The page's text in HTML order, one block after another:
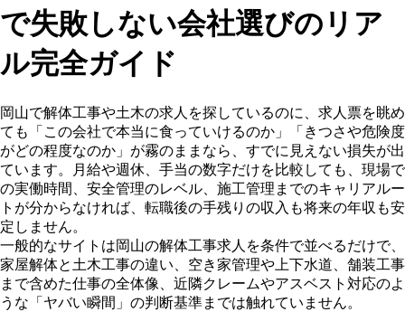
で失敗しない会社選びのリア
ル完全ガイド
岡山で解体工事や土木の求人を探しているのに、求人票を眺め
ても「この会社で本当に食っていけるのか」「きつさや危険度
がどの程度なのか」が霧のままなら、すでに見えない損失が出
ています。月給や週休、手当の数字だけを比較しても、現場で
の実働時間、安全管理のレベル、施工管理までのキャリアルー
トが分からなければ、転職後の手残りの収入も将来の年収も安
定しません。
一般的なサイトは岡山の解体工事求人を条件で並べるだけで、
家屋解体と土木工事の違い、空き家管理や上下水道、舗装工事
まで含めた仕事の全体像、近隣クレームやアスベスト対応のよ
うな「ヤバい瞬間」の判断基準までは触れていません。